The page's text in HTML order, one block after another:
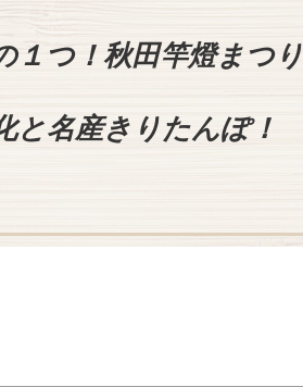
１つ！秋田竿燈まつり
と名産きりたんぽ！